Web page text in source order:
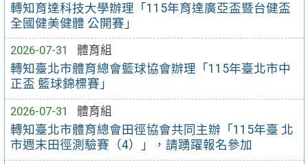
轉知育達科技大學辦理「115年育達廣亞盃暨台健盃
全國健美健體 公開賽」
2026-07-31
體育組
轉知臺北市體育總會籃球協會辦理「115年臺北市中
正盃 籃球錦標賽」
2026-07-31
體育組
轉知臺北市體育總會田徑協會共同主辦「115年臺 北
市週末田徑測驗賽（4）」，請踴躍報名參加